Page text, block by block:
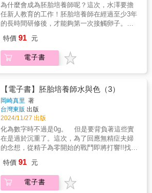
為什麼會成為胚胎培養師呢？這次，水澤要擔
任新人教育的工作！胚胎培養師在經過至少3年
的長時間研修後，才能夠第一次接觸卵子。但
觸到卵的新人胚胎培養師‧齋藤，水澤所給予她
的試煉是──!?收錄「巧克力囊腫篇」、「胚
胎、精子冷凍篇」!!記錄在不孕治療最前線工作
特價 91 元
電子書
【電子書】胚胎培養師水與色（3）
岡崎真里 著
台灣東販 出版
2024/11/27 出版
化為數字時不過是0g。 但是要背負著這些實
在是過於沉重了。這次，為了回應無精症夫婦
的念想，從精子為零開始的戰鬥即將打響!!找不
術水澤究竟會......？此外還收錄「歌舞伎篇」
「學會篇」!!紀錄在不孕治療最前線工作的人們
的，全新風貌醫療劇第３集!!
特價 91 元
電子書